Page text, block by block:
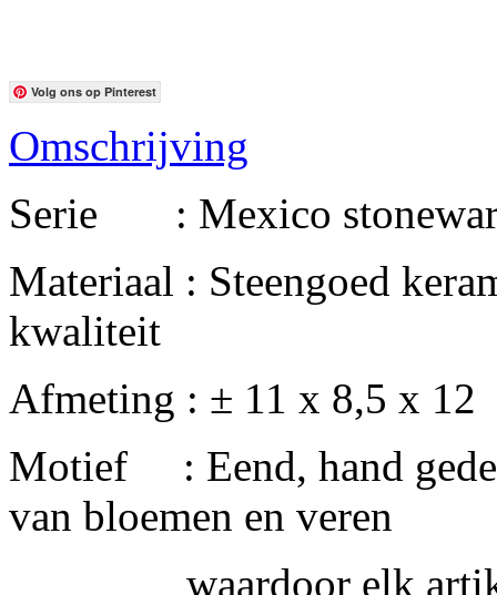
Volg ons op Pinterest
Omschrijving
Serie : Mexico
Materiaal : Steengoed
kwaliteit
Afmeting : ± 11 x 8,5 x 12
Motief : Eend, hand
van bloemen en veren
waardoor elk